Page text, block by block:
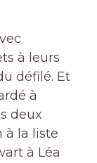
à leurs
défilé. Et
à
deux
à la liste
à Léa